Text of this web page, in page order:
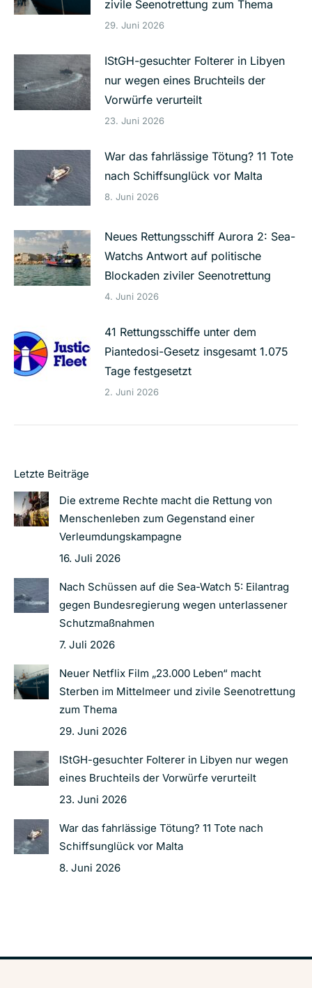
zivile Seenotrettung zum Thema
29. Juni 2026
IStGH-gesuchter Folterer in Libyen
nur wegen eines Bruchteils der
Vorwürfe verurteilt
23. Juni 2026
War das fahrlässige Tötung? 11 Tote
nach Schiffsunglück vor Malta
8. Juni 2026
Neues Rettungsschiff Aurora 2: Sea-
Watchs Antwort auf politische
Blockaden ziviler Seenotrettung
4. Juni 2026
41 Rettungsschiffe unter dem
Piantedosi-Gesetz insgesamt 1.075
Tage festgesetzt
2. Juni 2026
Letzte Beiträge
Die extreme Rechte macht die Rettung von
Menschenleben zum Gegenstand einer
Verleumdungskampagne
16. Juli 2026
Nach Schüssen auf die Sea-Watch 5: Eilantrag
gegen Bundesregierung wegen unterlassener
Schutzmaßnahmen
7. Juli 2026
Neuer Netflix Film „23.000 Leben“ macht
Sterben im Mittelmeer und zivile Seenotrettung
zum Thema
29. Juni 2026
IStGH-gesuchter Folterer in Libyen nur wegen
eines Bruchteils der Vorwürfe verurteilt
23. Juni 2026
War das fahrlässige Tötung? 11 Tote nach
Schiffsunglück vor Malta
8. Juni 2026